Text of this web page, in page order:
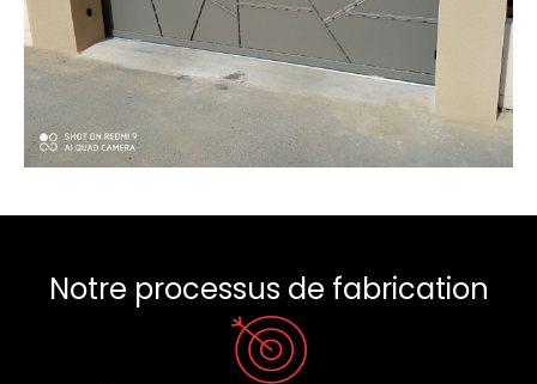
Notre processus de fabrication